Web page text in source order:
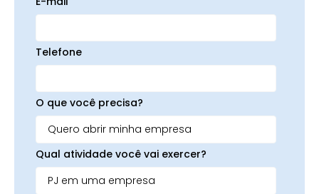
Telefone
O que você precisa?
Qual atividade você vai exercer?